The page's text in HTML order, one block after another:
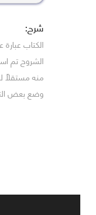
شرح:
الكتاب
الشروح تم
منه مستقلاً
وضع بعض